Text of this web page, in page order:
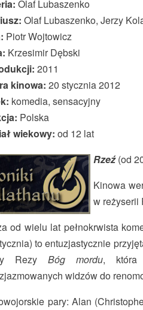
Olaf Lubaszenko
Olaf Lubaszenko, Jerzy
Piotr Wojtowicz
Krzesimir Dębski
2011
kinowa: 20 stycznia 2012
komedia, sensacyjny
Polska
wiekowy: od 12 lat
Rzeź(od
Kinowa
w reżyserii
od wielu lat pełnokrwista
to entuzjastycznie
Rezy Bóg mordu, która
widzów do
pary: Alan